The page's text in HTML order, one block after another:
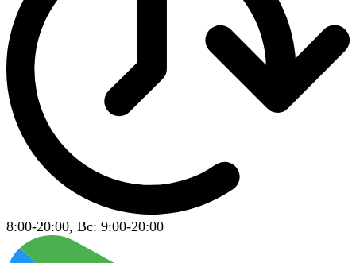
8:00-20:00, Вс: 9:00-20:00